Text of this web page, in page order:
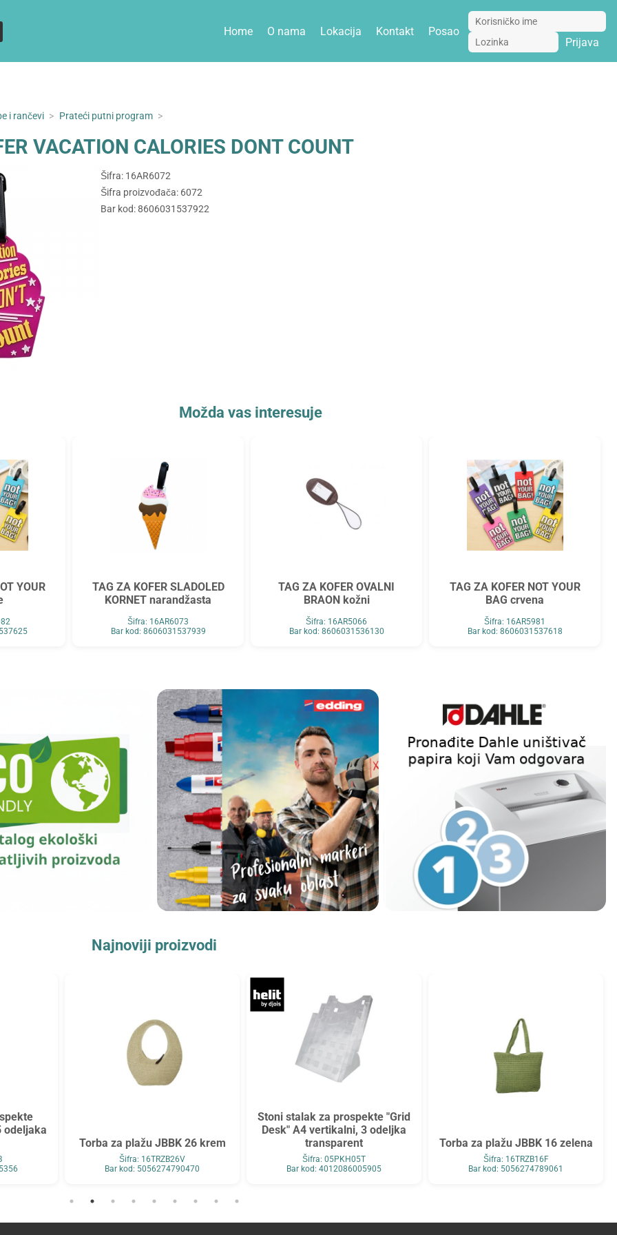
Home O nama Lokacija Kontakt
Posao
Prijava
i rančevi > Prateći putni program >
VACATION CALORIES DONT COUNT
Šifra: 16AR6072
Šifra proizvođača: 6072
Bar kod: 8606031537922
Možda vas interesuje
YOUR
TAG ZA KOFER SLADOLED
KORNET narandžasta
Šifra: 16AR6073
Bar kod: 8606031537939
TAG ZA KOFER OVALNI
BRAON kožni
Šifra: 16AR5066
Bar kod: 8606031536130
TAG ZA KOFER NOT YOUR
BAG crvena
Šifra: 16AR5981
Bar kod: 8606031537618
Najnoviji proizvodi
odeljaka
Torba za plažu JBBK 26 krem
Šifra: 16TRZB26V
Bar kod: 5056274790470
Stoni stalak za prospekte "Grid
Desk" A4 vertikalni, 3 odeljka
transparent
Šifra: 05PKH05T
Bar kod: 4012086005905
Torba za plažu JBBK 16 zelena
Šifra: 16TRZB16F
Bar kod: 5056274789061